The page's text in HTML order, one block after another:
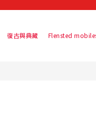
復古與典藏 Flensted